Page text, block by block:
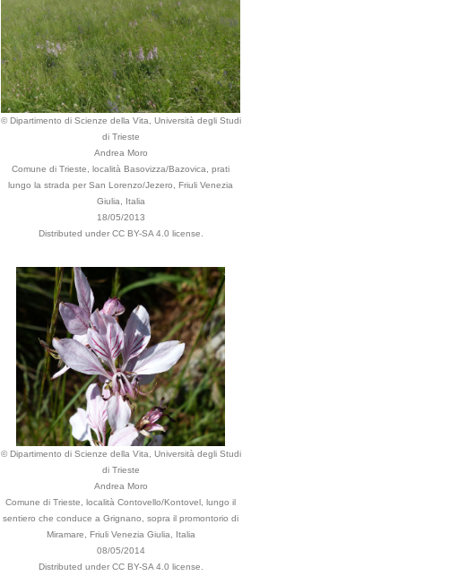
© Dipartimento di Scienze della Vita, Università degli Studi
di Trieste
Andrea Moro
Comune di Trieste, località Basovizza/Bazovica, prati
lungo la strada per San Lorenzo/Jezero, Friuli Venezia
Giulia, Italia
18/05/2013
Distributed under CC BY-SA 4.0 license.
© Dipartimento di Scienze della Vita, Università degli Studi
di Trieste
Andrea Moro
Comune di Trieste, località Contovello/Kontovel, lungo il
sentiero che conduce a Grignano, sopra il promontorio di
Miramare, Friuli Venezia Giulia, Italia
08/05/2014
Distributed under CC BY-SA 4.0 license.